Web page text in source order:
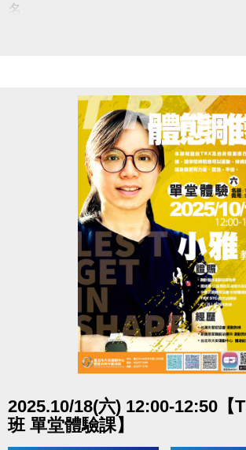
名。
大安有APP囉!可以報名課程喔~
長佳Sports+ APP傳送門⬇
APPLE 傳送門請點我(新開視窗)
google play 傳送門請點我(新開視窗)
電話洽詢 (02)2377-0300 分機103、
2025.10/18(六) 12:00-12:50【
班 單堂體驗課】